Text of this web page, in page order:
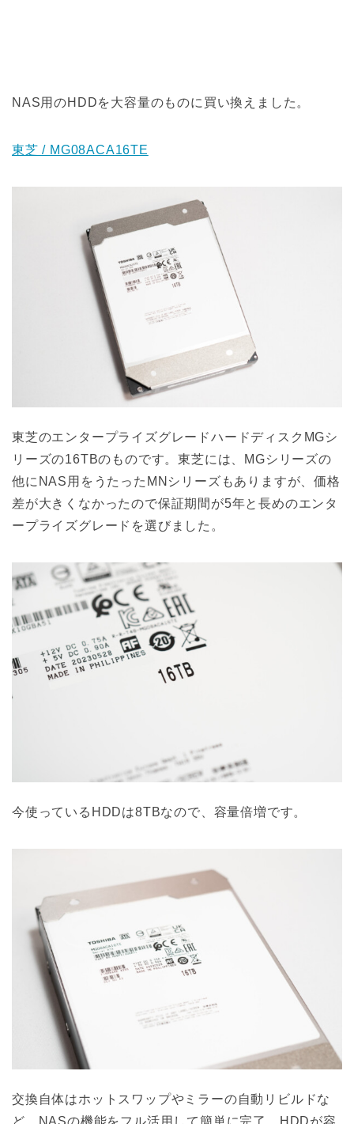
NAS用のHDDを大容量のものに買い換えました。
東芝 / MG08ACA16TE
東芝のエンタープライズグレードハードディスクMGシ
リーズの16TBのものです。東芝には、MGシリーズの
他にNAS用をうたったMNシリーズもありますが、価格
差が大きくなかったので保証期間が5年と長めのエンタ
ープライズグレードを選びました。
今使っているHDDは8TBなので、容量倍増です。
交換自体はホットスワップやミラーの自動リビルドな
ど、NASの機能をフル活用して簡単に完了。HDDが容